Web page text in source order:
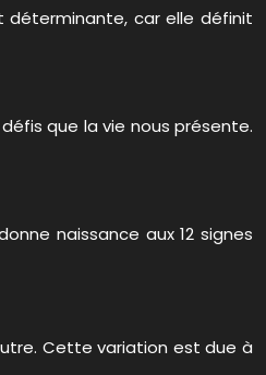
déterminante, car elle définit
que la vie nous présente.
naissance aux 12 signes
Cette variation est due à